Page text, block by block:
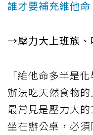
誰才要補充維他命
→壓力大上班族、
「維他命多半是
辦法吃天然食物
最常見是壓力大
坐在辦公桌，必